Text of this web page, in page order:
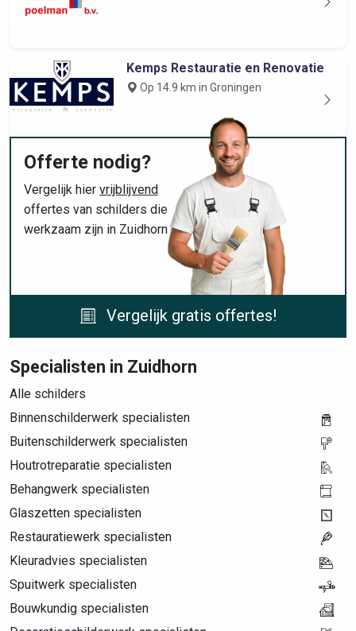
Kemps Restauratie en Renovatie
Op 14.9 km in Groningen
Offerte nodig?
Vergelijk hier vrijblijvend
offertes van schilders die
werkzaam zijn in Zuidhorn
Vergelijk gratis offertes!
Specialisten in Zuidhorn
Alle schilders
Binnenschilderwerk specialisten
Buitenschilderwerk specialisten
Houtrotreparatie specialisten
Behangwerk specialisten
Glaszetten specialisten
Restauratiewerk specialisten
Kleuradvies specialisten
Spuitwerk specialisten
Bouwkundig specialisten